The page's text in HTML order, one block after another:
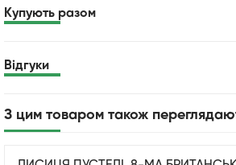
Купують разом
Відгуки
З цим товаром також